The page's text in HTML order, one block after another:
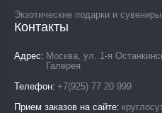
Экзотические подарки и сувениры
Контакты
Адрес
Москва, ул. 1-я
Галерея
Телефон +7(925) 77 20 999
Прием заказов на сайте